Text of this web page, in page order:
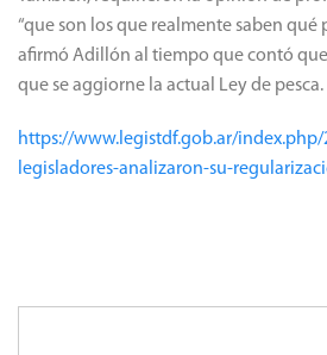
“que son los que realmente saben qué
afirmó Adillón al tiempo que contó
que se aggiorne la actual Ley de pesca.
https://www.legistdf.gob.ar/index.php/
legisladores-analizaron-su-